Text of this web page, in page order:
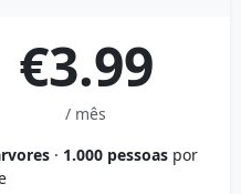
€3.99
/ mês
· 1.000 pessoas por